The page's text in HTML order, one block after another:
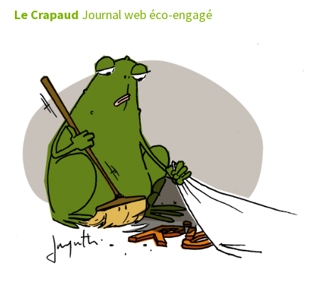
Le Crapaud Journal web éco-engagé